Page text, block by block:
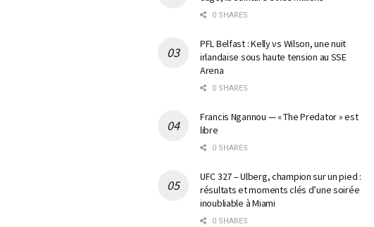
0 SHARES
PFL Belfast : Kelly vs Wilson, une nuit
irlandaise sous haute tension au SSE
Arena
0 SHARES
Francis Ngannou — « The Predator » est
libre
0 SHARES
UFC 327 – Ulberg, champion sur un pied :
résultats et moments clés d’une soirée
inoubliable à Miami
0 SHARES